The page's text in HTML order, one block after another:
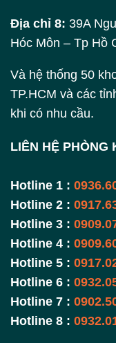
Địa chỉ 8: 39A
Hóc Môn – Tp Hồ
Và hệ thống 50
TP.HCM và các
khi có nhu cầu.
LIÊN HỆ PHÒNG
Hotline 1 :
Hotline 2 :
Hotline 3 :
Hotline 4 :
Hotline 5 :
Hotline 6 :
Hotline 7 :
Hotline 8 :